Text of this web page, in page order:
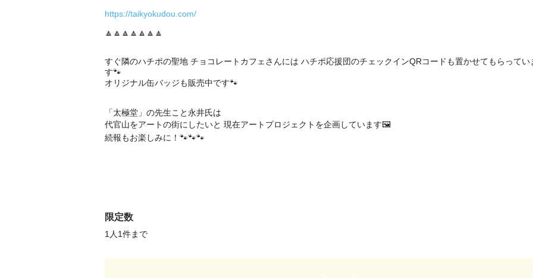
https://taikyokudou.com/
🔼🔼🔼🔼🔼🔼🔼
すぐ隣のハチポの聖地 チョコレートカフェさんには ハチポ応援団のチェックインQRコードも置かせてもらってい
す🐾
オリジナル缶バッジも販売中です🐾
「太極堂」の先生こと永井氏は
代官山をアートの街にしたいと 現在アートプロジェクトを企画しています🖼️
続報もお楽しみに！🐾🐾🐾
限定数
1人1件まで